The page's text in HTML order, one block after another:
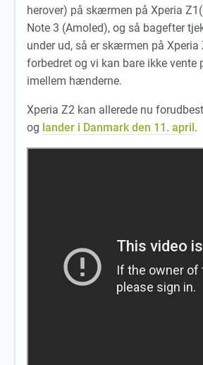
herover) på skærmen på Xperia
Note 3 (Amoled), og så bagefter
under ud, så er skærmen på
forbedret og vi kan bare ikke vente
imellem hænderne.
Xperia Z2 kan allerede nu
og lander i Danmark den 11. april.